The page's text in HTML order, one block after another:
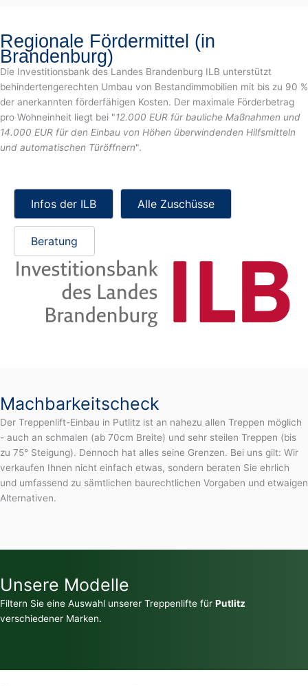
Regionale Fördermittel (in
Brandenburg)
Die Investitionsbank des Landes Brandenburg ILB unterstützt
behindertengerechten Umbau von Bestandimmobilien mit bis zu 90 %
der anerkannten förderfähigen Kosten. Der maximale Förderbetrag
pro Wohneinheit liegt bei "12.000 EUR für bauliche Maßnahmen und
14.000 EUR für den Einbau von Höhen überwindenden Hilfsmitteln
und automatischen Türöffnern".
Infos der ILB Alle Zuschüsse
Beratung
Machbarkeitscheck
Der Treppenlift-Einbau in Putlitz ist an nahezu allen Treppen möglich
- auch an schmalen (ab 70cm Breite) und sehr steilen Treppen (bis
zu 75° Steigung). Dennoch hat alles seine Grenzen. Bei uns gilt: Wir
verkaufen Ihnen nicht einfach etwas, sondern beraten Sie ehrlich
und umfassend zu sämtlichen baurechtlichen Vorgaben und etwaigen
Alternativen.
Unsere Modelle
Filtern Sie eine Auswahl unserer Treppenlifte für Putlitz
verschiedener Marken.